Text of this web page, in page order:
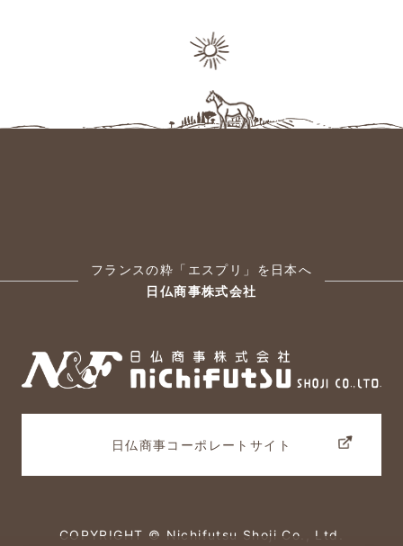
フランスの粋「エスプリ」を日本へ
日仏商事株式会社
日仏商事コーポレートサイト
COPYRIGHT © Nichifutsu Shoji Co., Ltd.